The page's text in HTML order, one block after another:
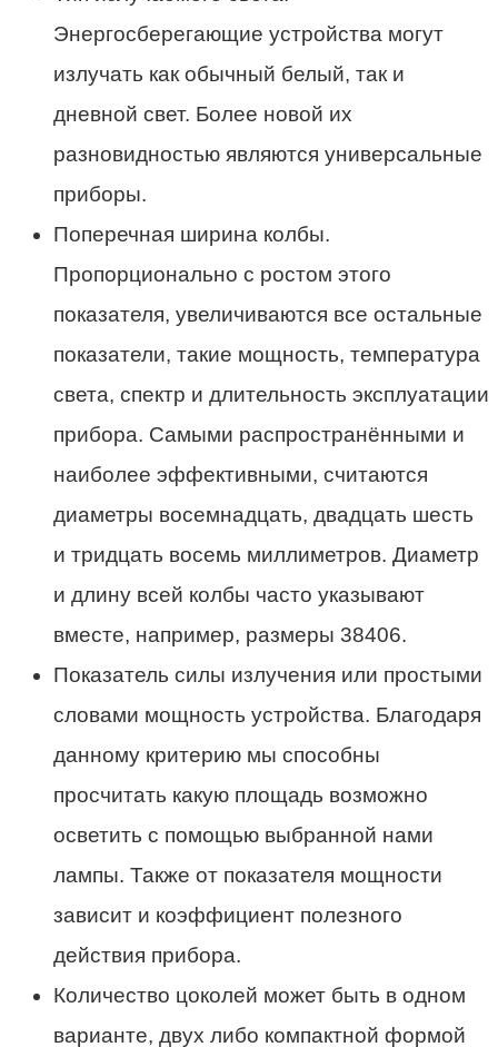
Энергосберегающие устройства могут
излучать как обычный белый, так и
дневной свет. Более новой их
разновидностью являются универсальные
приборы.
Поперечная ширина колбы.
Пропорционально с ростом этого
показателя, увеличиваются все остальные
показатели, такие мощность, температура
света, спектр и длительность эксплуатации
прибора. Самыми распространёнными и
наиболее эффективными, считаются
диаметры восемнадцать, двадцать шесть
и тридцать восемь миллиметров. Диаметр
и длину всей колбы часто указывают
вместе, например, размеры 38406.
Показатель силы излучения или простыми
словами мощность устройства. Благодаря
данному критерию мы способны
просчитать какую площадь возможно
осветить с помощью выбранной нами
лампы. Также от показателя мощности
зависит и коэффициент полезного
действия прибора.
Количество цоколей может быть в одном
варианте, двух либо компактной формой